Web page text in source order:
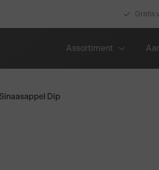
Gratis
Assortiment
Dip